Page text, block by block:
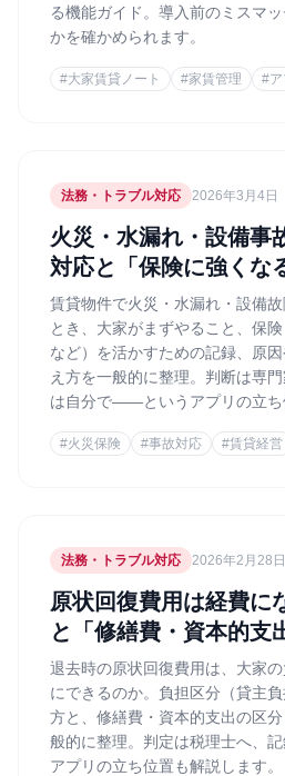
る機能ガイド。導入前のミスマ
かを確かめられます。
#大家賃貸ノート #家賃管理 #ア
法務・トラブル対応 2026年3月4日
火災・水漏れ・設備
対応と「保険に強くな
賃貸物件で火災・水漏れ・設備
とき、大家がまずやること、保
など）を活かすための記録、原
え方を一般的に整理。判断は専
は自分で——というアプリの立ち
#火災保険 #事故対応 #賃貸経営
法務・トラブル対応 2026年2月28日
原状回復費用は経費に
と「修繕費・資本的支
退去時の原状回復費用は、大家
にできるのか。負担区分（貸主
方と、修繕費・資本的支出の区
般的に整理。判定は税理士へ、
アプリの立ち位置も解説します。